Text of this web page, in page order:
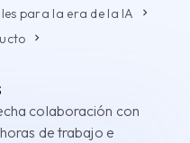
para la era de la IA
colaboración con
de trabajo e